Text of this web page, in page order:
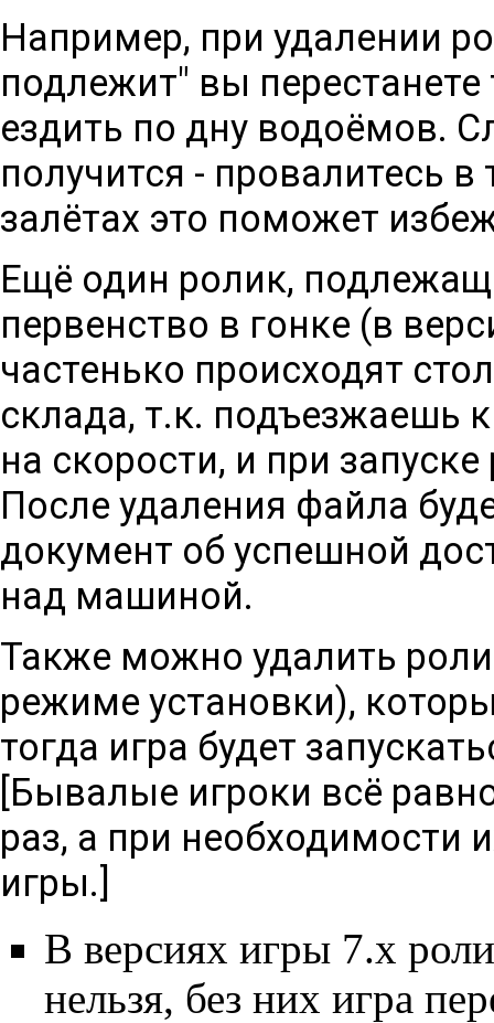
Например, при удалении
подлежит" вы
ездить по дну водоёмов.
получится - провалитесь
залётах это поможет
Ещё один ролик,
первенство в гонке (в
частенько происходят
склада, т.к. подъезжаешь
на скорости, и при
После удаления файла
документ об успешной
над машиной.
Также можно удалить
режиме установки),
тогда игра будет
[Бывалые игроки всё
раз, а при необходимости
игры.]
В версиях игры 7.х
нельзя, без них игра